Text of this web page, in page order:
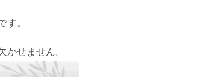
す。
かせません。